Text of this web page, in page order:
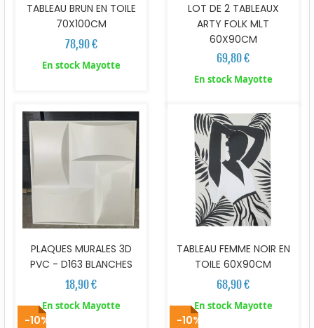
TABLEAU BRUN EN TOILE
70X100CM
78,90 €
En stock Mayotte
LOT DE 2 TABLEAUX
ARTY FOLK MLT
60X90CM
69,80 €
En stock Mayotte
PLAQUES MURALES 3D
PVC - D163 BLANCHES
18,90 €
En stock Mayotte
TABLEAU FEMME NOIR EN
TOILE 60X90CM
68,90 €
En stock Mayotte
-10% -10%